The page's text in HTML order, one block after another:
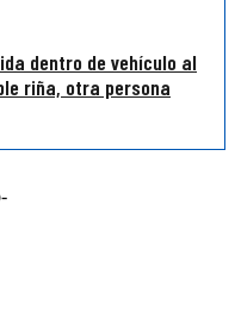
dentro de vehículo al
riña, otra persona